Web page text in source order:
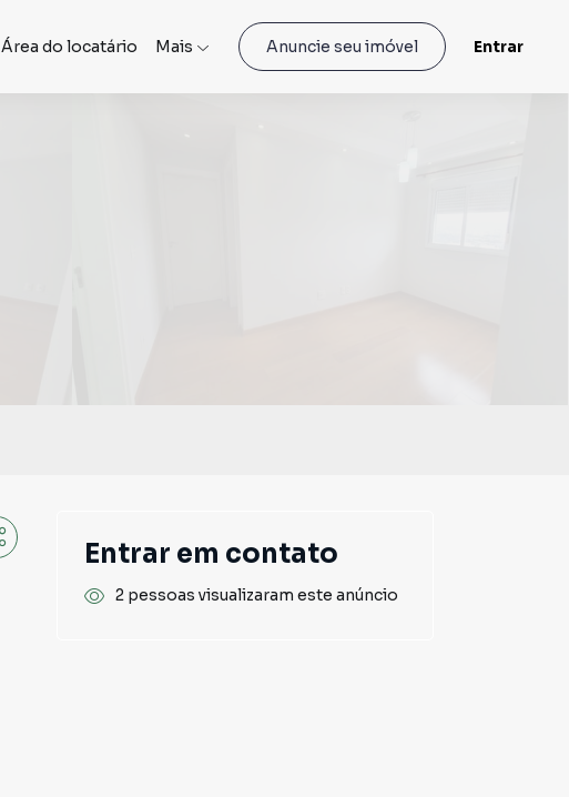
Área do locatário Mais Anuncie seu imóvel Entrar
Entrar em contato
2 pessoas visualizaram este anúncio